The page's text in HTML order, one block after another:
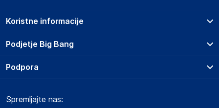
Podjetje Big Bang
O podjetju
Obvestila za javnost
Koristne informacije
Prodajna mesta
Storitve
Dostava, vnos in odvoz
Podpora
Marketplace
Spremljajte nas: